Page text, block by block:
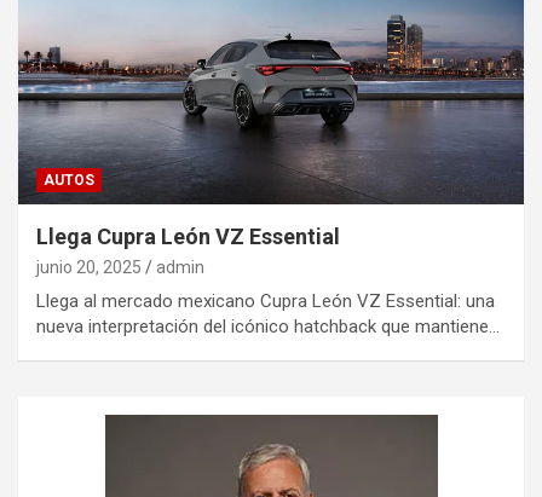
AUTOS
Llega Cupra León VZ Essential
junio 20, 2025 admin
Llega al mercado mexicano Cupra León VZ Essential: una
nueva interpretación del icónico hatchback que mantiene…